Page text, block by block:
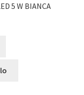
5 W BIANCA